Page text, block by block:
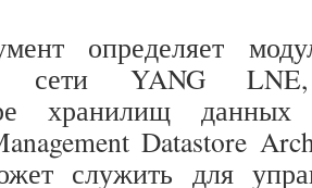
определяет
сети YANG LNE,
хранилищ
Datastore
служить для